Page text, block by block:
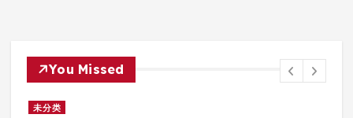
You Missed
未分类